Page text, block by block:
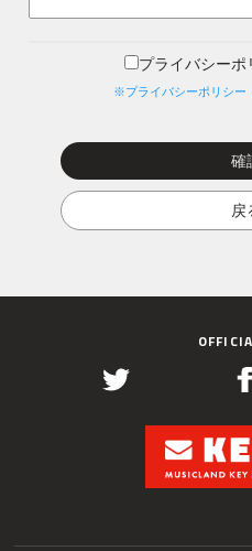
プライバシーポ
※プライバシーポリシー